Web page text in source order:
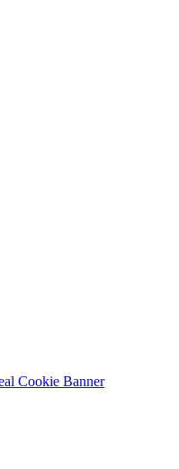
Cookie Banner